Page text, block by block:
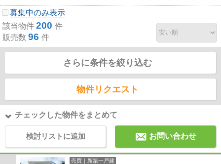
募集中のみ表示
該当物件 200 件
販売数 96 件
さらに条件を絞り込む
物件リクエスト
チェックした物件をまとめて
検討リストに追加 お問い合わせ
売買｜新築一戸建